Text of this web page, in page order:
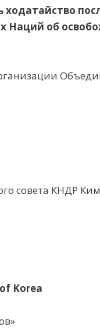
Наций об
совета КНДР
Korea